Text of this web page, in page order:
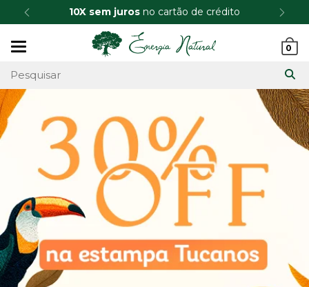
10X sem juros no cartão de crédito
0